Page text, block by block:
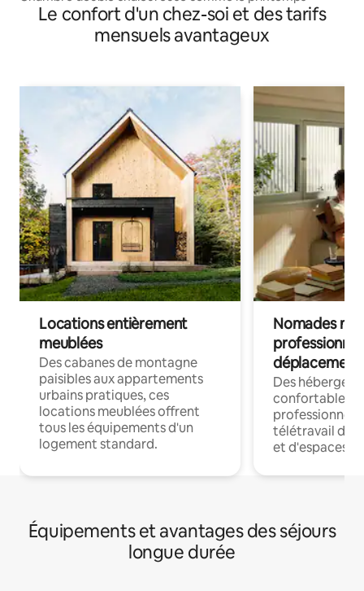
Le confort d'un chez-soi et des tarifs
mensuels avantageux
Locations entièrement
meublées
Des cabanes de montagne
paisibles aux appartements
urbains pratiques, ces
locations meublées offrent
tous les équipements d'un
logement standard.
Nomades
déplacement
Des
confortables
professionnels
télétravail
et d'espaces
Équipements et avantages des séjours
longue durée